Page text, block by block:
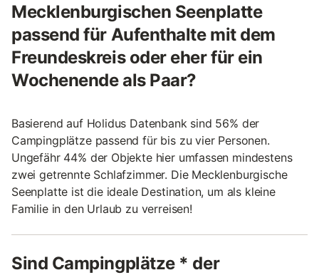
Mecklenburgischen Seenplatte
passend für Aufenthalte mit dem
Freundeskreis oder eher für ein
Wochenende als Paar?
Basierend auf Holidus Datenbank sind 56% der
Campingplätze passend für bis zu vier Personen.
Ungefähr 44% der Objekte hier umfassen mindestens
zwei getrennte Schlafzimmer. Die Mecklenburgische
Seenplatte ist die ideale Destination, um als kleine
Familie in den Urlaub zu verreisen!
Sind Campingplätze * der